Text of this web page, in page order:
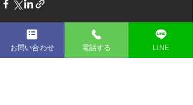
お問い合わせ 電話する LINE